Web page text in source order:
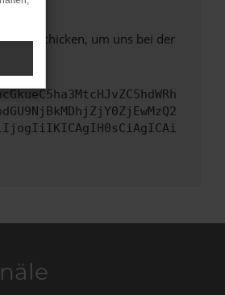
Text schicken, um uns bei der